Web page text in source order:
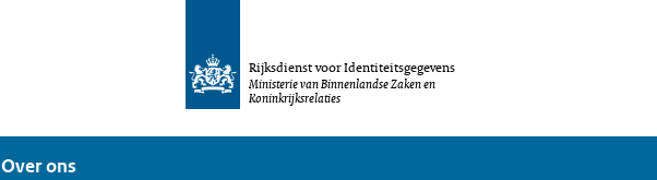
Rijksdienst voor Identiteitsgegevens
Ministerie van Binnenlandse Zaken en
Koninkrijksrelaties
Over ons